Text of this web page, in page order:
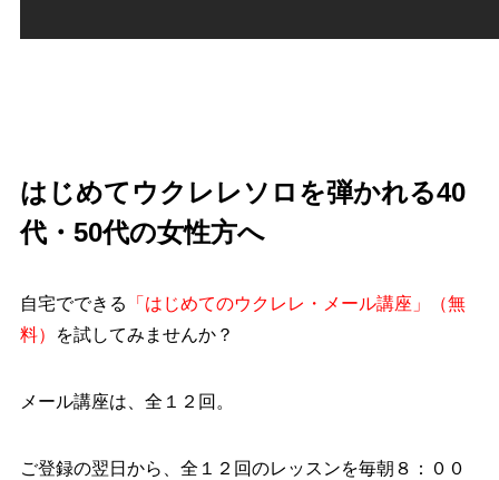
はじめてウクレレソロを弾かれる40
代・50代の女性方へ
自宅でできる
「はじめてのウクレレ・メール講座」（無
料）
を試してみませんか？
メール講座は、全１２回。
ご登録の翌日から、全１２回のレッスンを毎朝８：００